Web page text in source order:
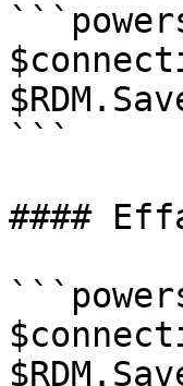
```
####